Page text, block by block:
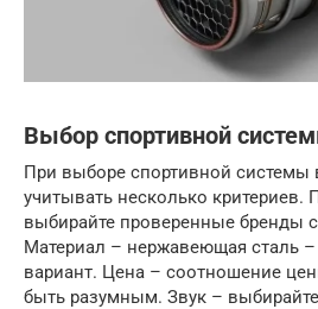
Выбор спортивной
При выборе спортивной системы
учитывать несколько критериев.
выбирайте проверенные бренды
Материал – нержавеющая сталь
вариант. Цена – соотношение
быть разумным. Звук – выбирайте